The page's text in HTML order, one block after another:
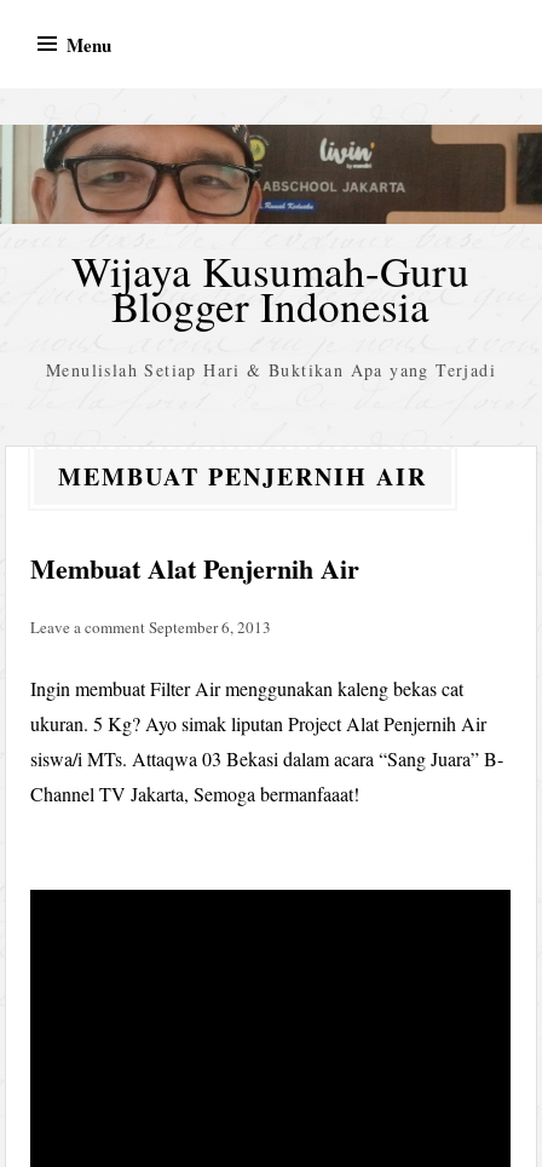
Menu
Wijaya Kusumah-Guru
Blogger Indonesia
Menulislah Setiap Hari & Buktikan Apa yang Terjadi
MEMBUAT PENJERNIH AIR
Membuat Alat Penjernih Air
Leave a comment September 6, 2013
Ingin membuat Filter Air menggunakan kaleng bekas cat
ukuran. 5 Kg? Ayo simak liputan Project Alat Penjernih Air
siswa/i MTs. Attaqwa 03 Bekasi dalam acara “Sang Juara” B-
Channel TV Jakarta, Semoga bermanfaaat!